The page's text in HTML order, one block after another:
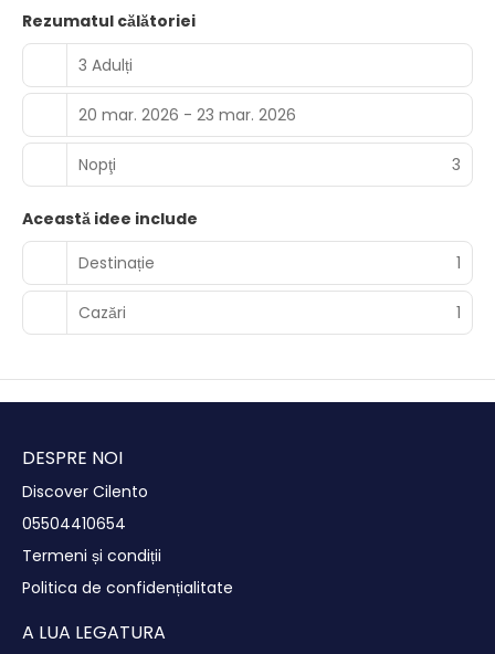
sports are available in the surrounding area. Warsaw
Rezumatul călătoriei
3 Adulți
20 mar. 2026 - 23 mar. 2026
Nopţi 3
Această idee include
Destinație
1
Cazări 1
DESPRE NOI
Discover Cilento
05504410654
Termeni și condiții
Politica de confidențialitate
A LUA LEGATURA